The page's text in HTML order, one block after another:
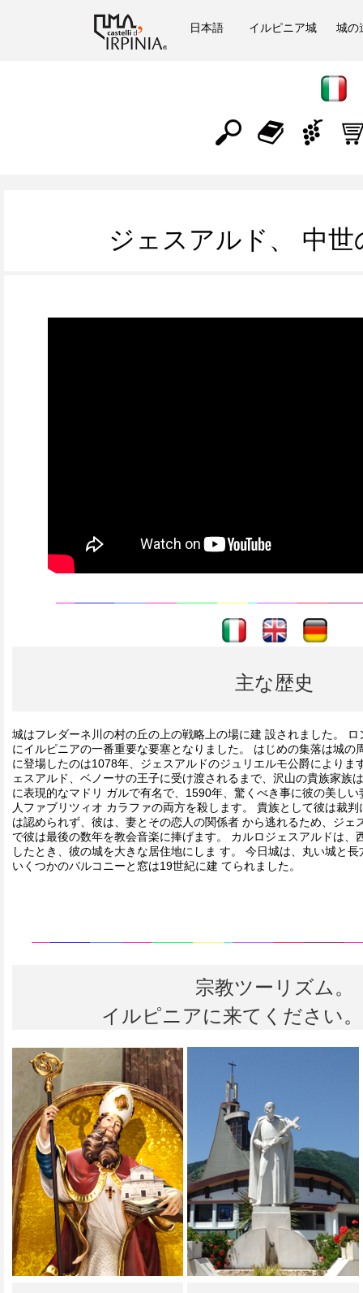
日本語 イルピニア城 城の
ジェスアルド、 中世
---- ----
主な歴史
城はフレダーネ川の村の丘の上の戦略上の場に建 設されました。
にイルピニアの一番重要な要塞となりました。 はじめの集落は城の
に登場したのは1078年、ジェスアルドのジュリエルモ公爵によりま
ェスアルド、ベノーサの王子に受け渡されるまで、沢山の貴族家族
に表現的なマドリ ガルで有名で、1590年、驚くべき事に彼の美し
人ファブリツィオ カラファの両方を殺します。 貴族として彼は裁
は認められず、彼は、妻とその恋人の関係者 から逃れるため、ジェ
で彼は最後の数年を教会音楽に捧げます。 カルロジェスアルドは、
したとき、彼の城を大きな居住地にしま す。 今日城は、丸い城と
いくつかのバルコニーと窓は19世紀に建 てられました。
宗教ツーリズム。
イルピニアに来てください